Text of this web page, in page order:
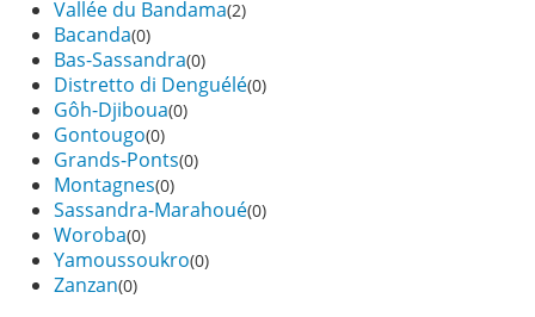
Vallée du Bandama(2)
Bacanda(0)
Bas-Sassandra(0)
Distretto di Denguélé(0)
Gôh-Djiboua(0)
Gontougo(0)
Grands-Ponts(0)
Montagnes(0)
Sassandra-Marahoué(0)
Woroba(0)
Yamoussoukro(0)
Zanzan(0)